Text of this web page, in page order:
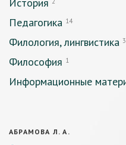
Педагогика 14
Филология, лингвистика 3
Философия 1
Информационные
АБРАМОВА Л. А.